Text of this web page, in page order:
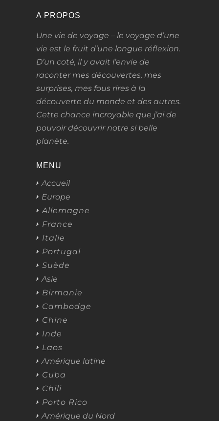
A PROPOS
Une vie de voyage – le voyage d’une
vie est le fruit d’une longue réflexion.
D’un coté, il y avait l’envie de
raconter mes découvertes, mes
surprises, mes fous rires à la
découverte du monde et des autres.
Cette chance incroyable que j’ai de
pouvoir découvrir notre si belle
planète.
MENU
Accueil
Europe
Allemagne
France
Italie
Portugal
Suède
Asie
Birmanie
Cambodge
Chine
Inde
Laos
Amérique latine
Cuba
Chili
Porto Rico
Amérique du Nord